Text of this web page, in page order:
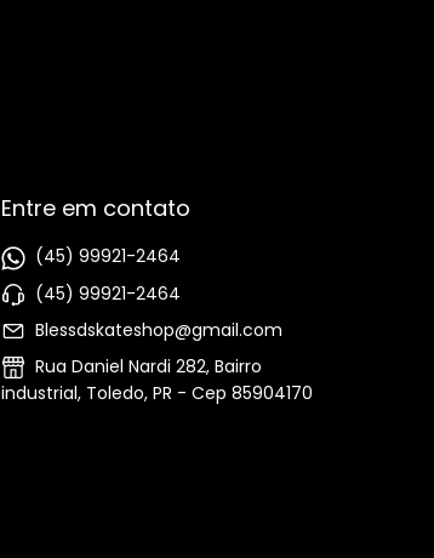
Entre em contato
(45) 99921-2464
(45) 99921-2464
Blessdskateshop@gmail.com
Rua Daniel Nardi 282, Bairro
industrial, Toledo, PR - Cep 85904170